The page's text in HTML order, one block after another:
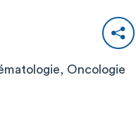
Oncologie